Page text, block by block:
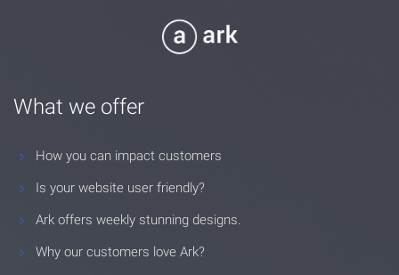
What we offer
How you can impact customers
Is your website user friendly?
Ark offers weekly stunning designs.
Why our customers love Ark?